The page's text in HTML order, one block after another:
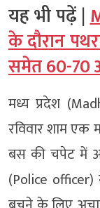
यह भी पढ़ें |
के दौरान
समेत 60-70
मध्य प्रदेश
रविवार शाम
बस की चपेट में
(Police